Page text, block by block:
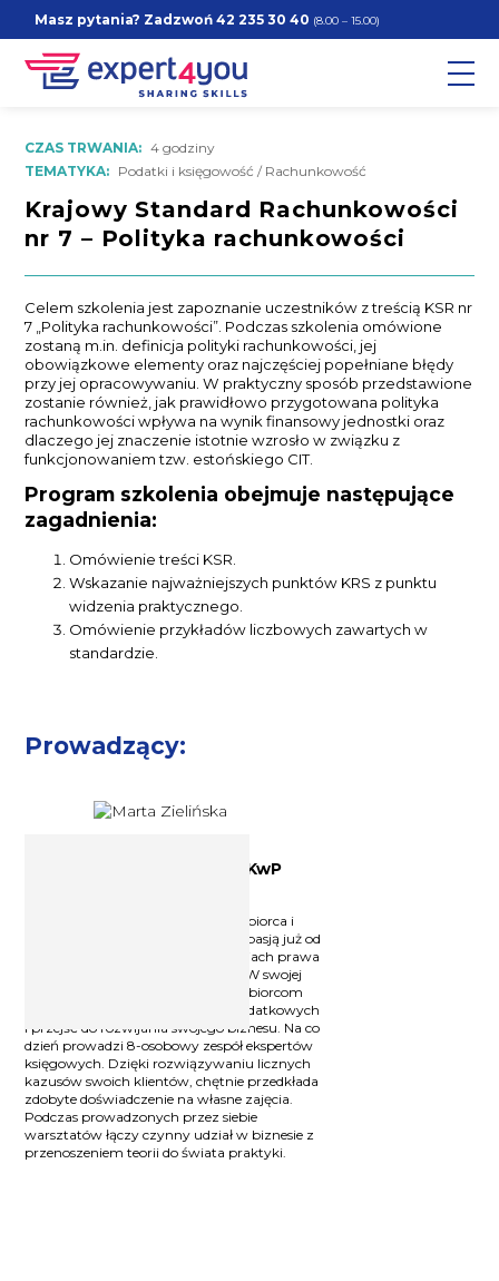
Masz pytania? Zadzwoń42 235 30 40 (8.00 – 15.00)
CZAS TRWANIA: 4 godziny
TEMATYKA: Podatki i księgowość / Rachunkowość
Krajowy Standard Rachunkowości
nr 7 – Polityka rachunkowości
Celem szkolenia jest zapoznanie uczestników z treścią KSR nr
7 „Polityka rachunkowości”. Podczas szkolenia omówione
zostaną m.in. definicja polityki rachunkowości, jej
obowiązkowe elementy oraz najczęściej popełniane błędy
przy jej opracowywaniu. W praktyczny sposób przedstawione
zostanie również, jak prawidłowo przygotowana polityka
rachunkowości wpływa na wynik finansowy jednostki oraz
dlaczego jej znaczenie istotnie wzrosło w związku z
funkcjonowaniem tzw. estońskiego CIT.
Program szkolenia obejmuje następujące
zagadnienia:
Omówienie treści KSR.
Wskazanie najważniejszych punktów KRS z punktu
widzenia praktycznego.
Omówienie przykładów liczbowych zawartych w
standardzie.
Prowadzący:
Dyplomowana księgowa SKwP
Dyplomowana księgowa, przedsiębiorca i
wykładowca, który dzieli się swoją pasją już od
10 lat. Specjalizuje się w zagadnieniach prawa
bilansowego i sprawozdawczości. W swojej
codziennej pracy pomaga przedsiębiorcom
zrozumieć zawiłości przepisów podatkowych
i przejść do rozwijania swojego biznesu. Na co
dzień prowadzi 8-osobowy zespół ekspertów
księgowych. Dzięki rozwiązywaniu licznych
kazusów swoich klientów, chętnie przedkłada
zdobyte doświadczenie na własne zajęcia.
Podczas prowadzonych przez siebie
warsztatów łączy czynny udział w biznesie z
przenoszeniem teorii do świata praktyki.